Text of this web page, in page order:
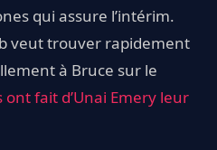
qui assure l’intérim.
veut trouver rapidement
à Bruce sur le
ont fait d’Unai Emery leur